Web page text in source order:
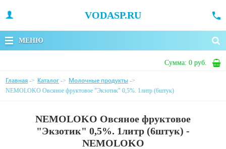
VODASP.RU
МЕНЮ
Сумма: 0 руб.
Главная -> Каталог -> Молочные продукты ->
NEMOLOKO Овсяное фруктовое "Экзотик" 0,5%. 1литр (6штук)
NEMOLOKO Овсяное фруктовое
"Экзотик" 0,5%. 1литр (6штук) -
NEMOLOKO